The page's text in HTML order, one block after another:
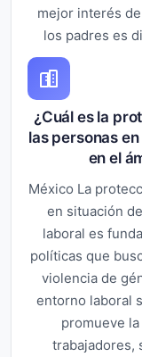
mejor interés
los padres es
¿Cuál es la
las personas
en el
México La
en situación
laboral es
políticas que
violencia de
entorno laboral
promueve
trabajadores,